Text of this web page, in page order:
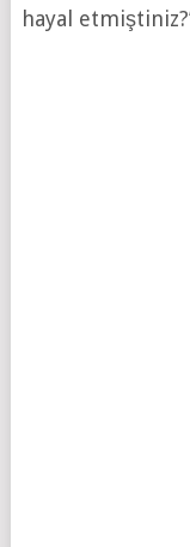
hayal